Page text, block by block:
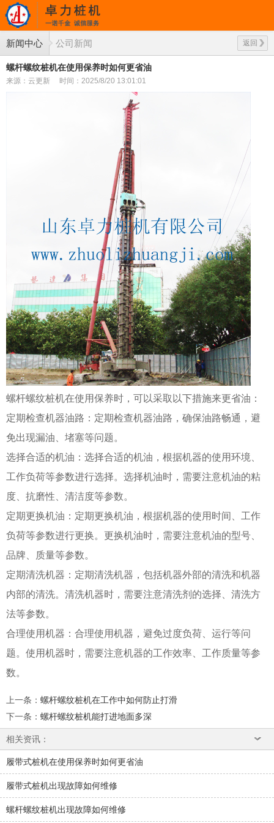
新闻中心 返回
公司新闻
螺杆螺纹桩机在使用保养时如何更省油
来源：云更新 时间：2025/8/20 13:01:01
螺杆螺纹桩机在使用保养时，可以采取以下措施来更省油：
定期检查机器油路：定期检查机器油路，确保油路畅通，避
免出现漏油、堵塞等问题。
选择合适的机油：选择合适的机油，根据机器的使用环境、
工作负荷等参数进行选择。选择机油时，需要注意机油的粘
度、抗磨性、清洁度等参数。
定期更换机油：定期更换机油，根据机器的使用时间、工作
负荷等参数进行更换。更换机油时，需要注意机油的型号、
品牌、质量等参数。
定期清洗机器：定期清洗机器，包括机器外部的清洗和机器
内部的清洗。清洗机器时，需要注意清洗剂的选择、清洗方
法等参数。
合理使用机器：合理使用机器，避免过度负荷、运行等问
题。使用机器时，需要注意机器的工作效率、工作质量等参
数。
上一条 ： 螺杆螺纹桩机在工作中如何防止打滑
下一条 ： 螺杆螺纹桩机能打进地面多深
相关资讯：
履带式桩机在使用保养时如何更省油
履带式桩机出现故障如何维修
螺杆螺纹桩机出现故障如何维修